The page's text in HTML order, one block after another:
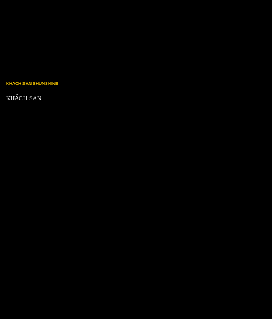
KHÁCH SẠN SHUNSHINE
KHÁCH SẠN